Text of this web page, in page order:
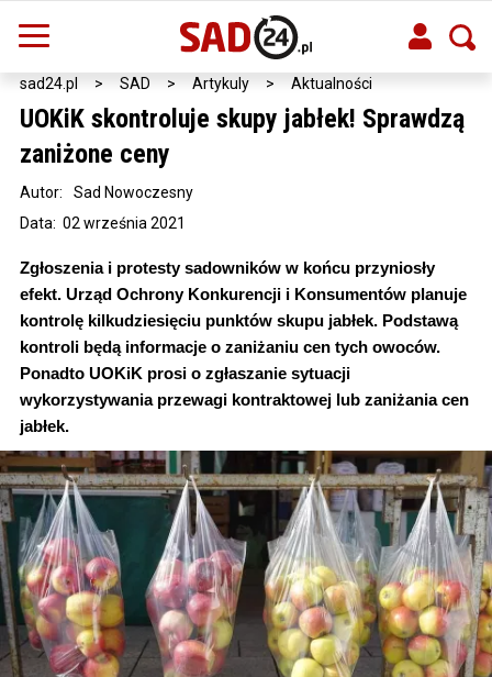
sad24.pl > SAD > Artykuly > Aktualności
UOKiK skontroluje skupy jabłek! Sprawdzą
zaniżone ceny
Data: 02 września 2021
Autor: Sad Nowoczesny
Zgłoszenia i protesty sadowników w końcu przyniosły
efekt. Urząd Ochrony Konkurencji i Konsumentów planuje
kontrolę kilkudziesięciu punktów skupu jabłek. Podstawą
kontroli będą informacje o zaniżaniu cen tych owoców.
Ponadto UOKiK prosi o zgłaszanie sytuacji
wykorzystywania przewagi kontraktowej lub zaniżania cen
jabłek.